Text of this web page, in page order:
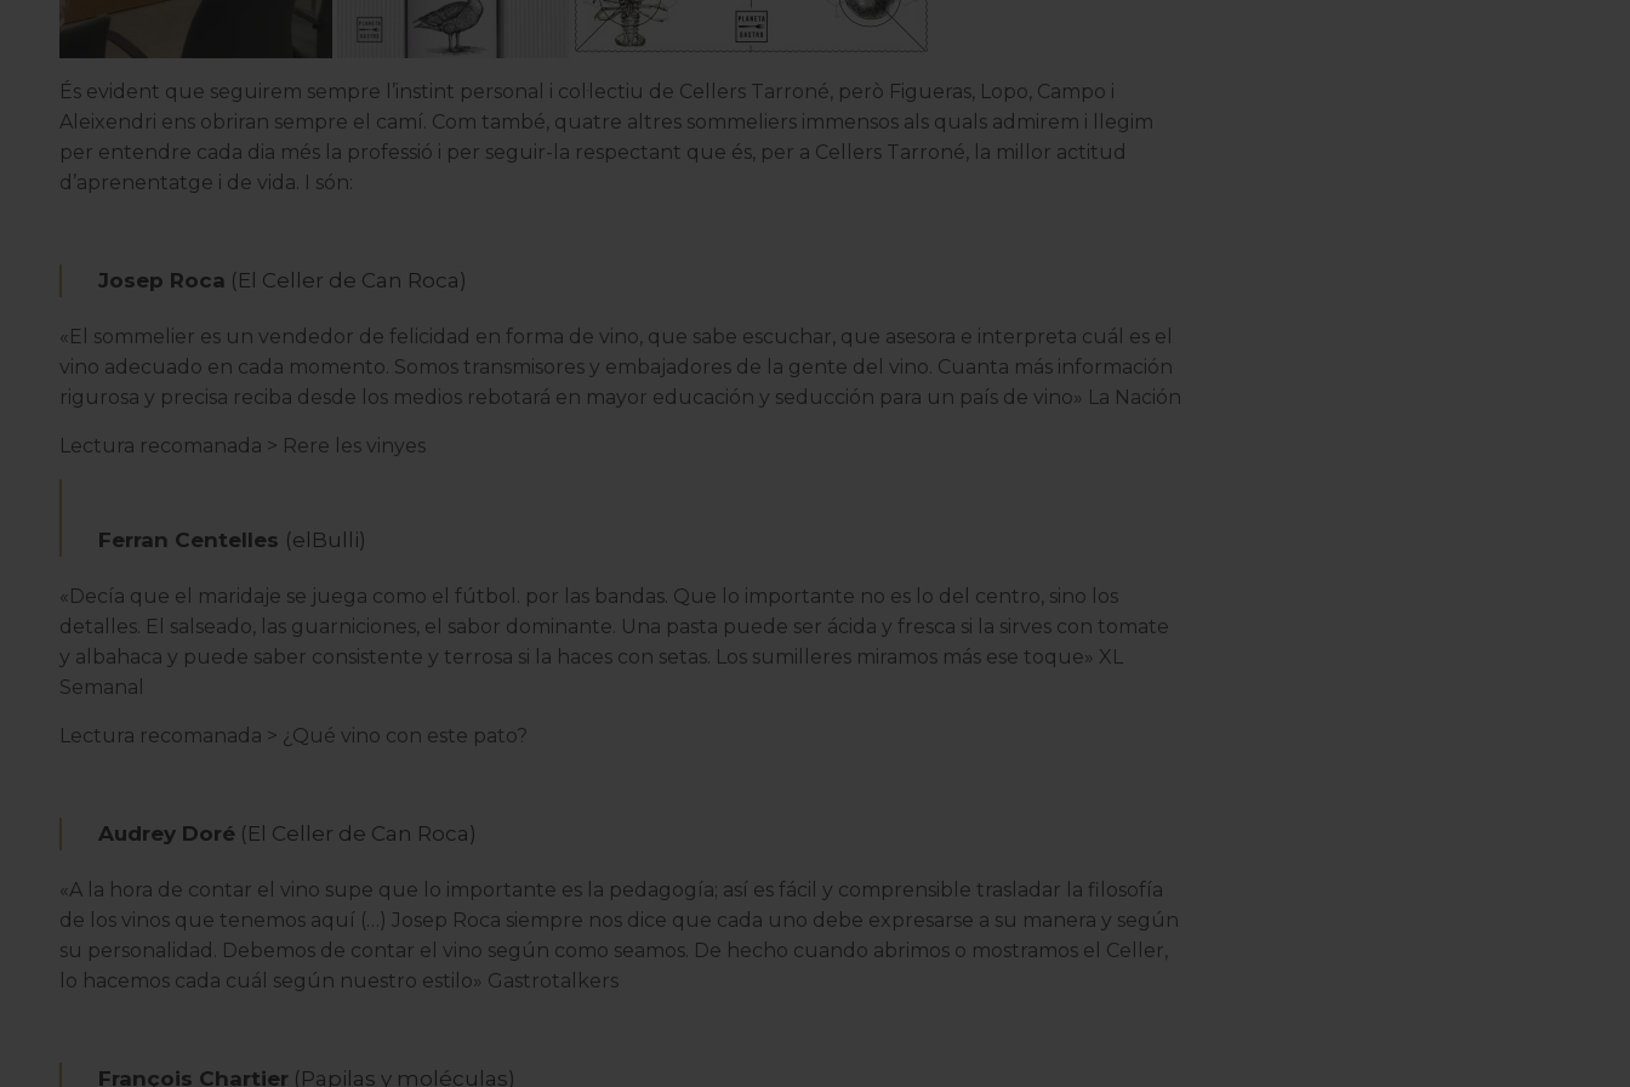
És evident que seguirem sempre l’instint personal i col·lectiu de Cellers Tarroné, però Figueras, Lopo, Campo i
Aleixendri ens obriran sempre el camí. Com també, quatre altres sommeliers immensos als quals admirem i llegim
per entendre cada dia més la professió i per seguir-la respectant que és, per a Cellers Tarroné, la millor actitud
d’aprenentatge i de vida. I són:
Josep Roca (El Celler de Can Roca)
«El sommelier es un vendedor de felicidad en forma de vino, que sabe escuchar, que asesora e interpreta cuál es el
vino adecuado en cada momento. Somos transmisores y embajadores de la gente del vino. Cuanta más información
rigurosa y precisa reciba desde los medios rebotará en mayor educación y seducción para un país de vino» La Nación
Lectura recomanada > Rere les vinyes
Ferran Centelles (elBulli)
«Decía que el maridaje se juega como el fútbol. por las bandas. Que lo importante no es lo del centro, sino los
detalles. El salseado, las guarniciones, el sabor dominante. Una pasta puede ser ácida y fresca si la sirves con tomate
y albahaca y puede saber consistente y terrosa si la haces con setas. Los sumilleres miramos más ese toque» XL
Semanal
Lectura recomanada > ¿Qué vino con este pato?
Audrey Doré(El Celler de Can Roca)
«A la hora de contar el vino supe que lo importante es la pedagogía; así es fácil y comprensible trasladar la filosofía
de los vinos que tenemos aquí (…) Josep Roca siempre nos dice que cada uno debe expresarse a su manera y según
su personalidad. Debemos de contar el vino según como seamos. De hecho cuando abrimos o mostramos el Celler,
lo hacemos cada cuál según nuestro estilo» Gastrotalkers
François Chartier (Papilas y moléculas)